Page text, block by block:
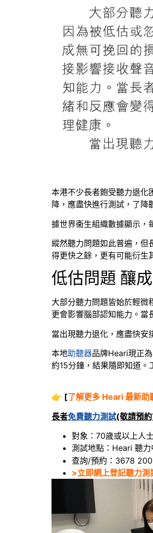
本港不少長者飽受聽力退化
降，應盡快進行測試，了降
據世界衞生組織數據顯示，
縱然聽力問題如此普遍，但
得更快之餘，更有可能衍生
低估問題 釀
大部分聽力問題皆始於輕微
更會影響腦部認知能力。當
當出現聽力退化，應盡快安
本地助聽器品牌Heari現正
約15分鐘，結果隨即知道。
👉 [了解更多 Heari 最新助
長者免費聽力測試(敬請預
對象：70歲或以上人
測試地點：Heari 聽力
查詢/預約：3678
>立即網上登記聽力測